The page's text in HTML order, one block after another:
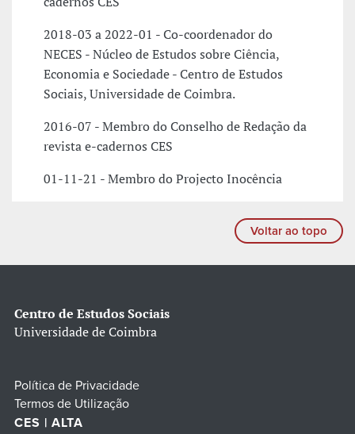
2018-03 a 2022-01 - Co-coordenador do
NECES - Núcleo de Estudos sobre Ciência,
Economia e Sociedade - Centro de Estudos
Sociais, Universidade de Coimbra.
2016-07 - Membro do Conselho de Redação da
revista e-cadernos CES
01-11-21 - Membro do Projecto Inocência
Voltar ao topo
Centro de Estudos Sociais
Universidade de Coimbra
Política de Privacidade
Termos de Utilização
CES | ALTA